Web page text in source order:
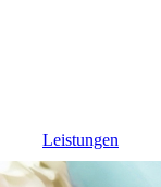
Leistungen